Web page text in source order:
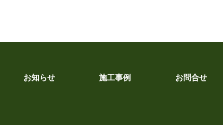
お知らせ 施工事例 お問合せ